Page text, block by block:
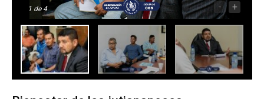
1 de 4 - +